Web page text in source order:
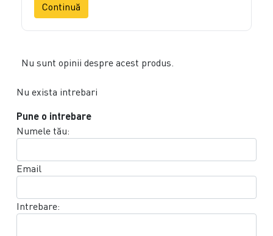
Continuă
Nu sunt opinii despre acest produs.
Nu exista intrebari
Pune o intrebare
Numele tău:
Email
Intrebare: